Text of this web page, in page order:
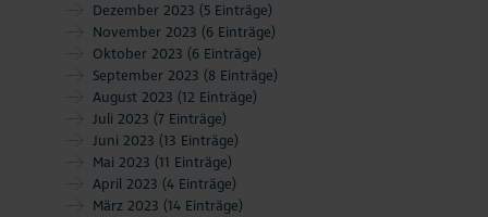
Dezember 2023 (5 Einträge)
November 2023 (6 Einträge)
Oktober 2023 (6 Einträge)
September 2023 (8 Einträge)
August 2023 (12 Einträge)
Juli 2023 (7 Einträge)
Juni 2023 (13 Einträge)
Mai 2023 (11 Einträge)
April 2023 (4 Einträge)
März 2023 (14 Einträge)